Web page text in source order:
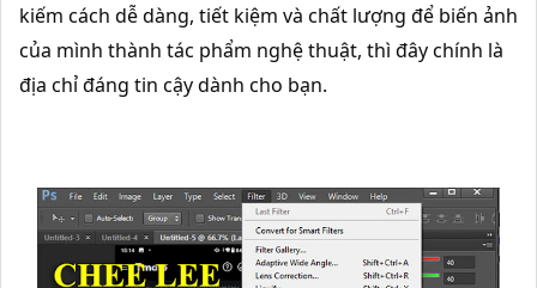
kiếm cách dễ dàng, tiết kiệm và chất lượng để biến ảnh
của mình thành tác phẩm nghệ thuật, thì đây chính là
địa chỉ đáng tin cậy dành cho bạn.